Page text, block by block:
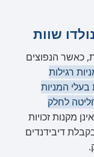
שוות
כאשר הנפוצים
רגילות
המניות
לחלק
מקנות זכויות
דיבידנדים